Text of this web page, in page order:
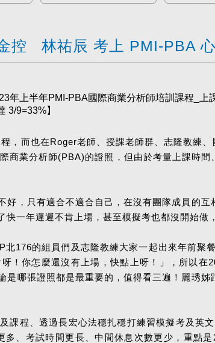
控 林祐辰 考上 PMI-PBA
半年PMI-PBA國際商業分析師培訓課程_上
3/9=33%】
，而也在Roger老師、授課老師群、志隆教練
商業分析師(PBA)的證照，但由於考量上課時
，只有適合不適合自己，在沒有團隊成員的
一年遲遲不肯上場，甚至模擬考也都沒開始做
176的組員們及志隆教練大家一起出來年前聚
！你怎麼還沒有上場，快點上呀！」，所以
哪張證照都是最重要的，值得看三遍！麗琇
課程、透過長宏心法穩扎穩打練習模擬考及英
、考試時間更長、中間休息次數更少，重點